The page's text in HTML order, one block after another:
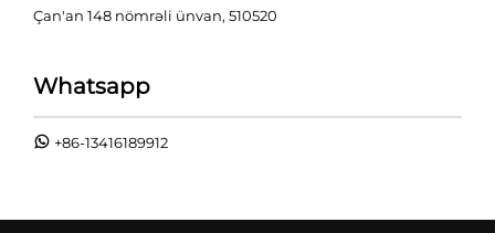
Çan'an 148 nömrəli ünvan, 510520
Whatsapp
+86-13416189912